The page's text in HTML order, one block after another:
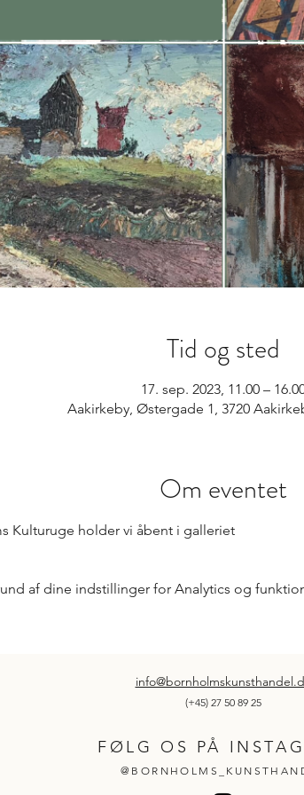
Tid og sted
17. sep. 2023, 11.00 –
Aakirkeby, Østergade 1, 3720
Om eventet
Kulturuge holder vi åbent i galleriet
af dine indstillinger for Analytics og
(+45) 27 50 89 25
FØLG OS PÅ